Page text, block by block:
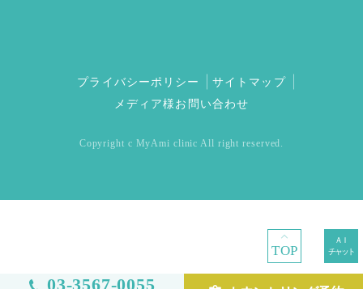
TOP
03-3567-0055
プライバシーポリシー
サイトマップ
メディア様お問い合わせ
Copyright c MyAmi clinic All right reserved.